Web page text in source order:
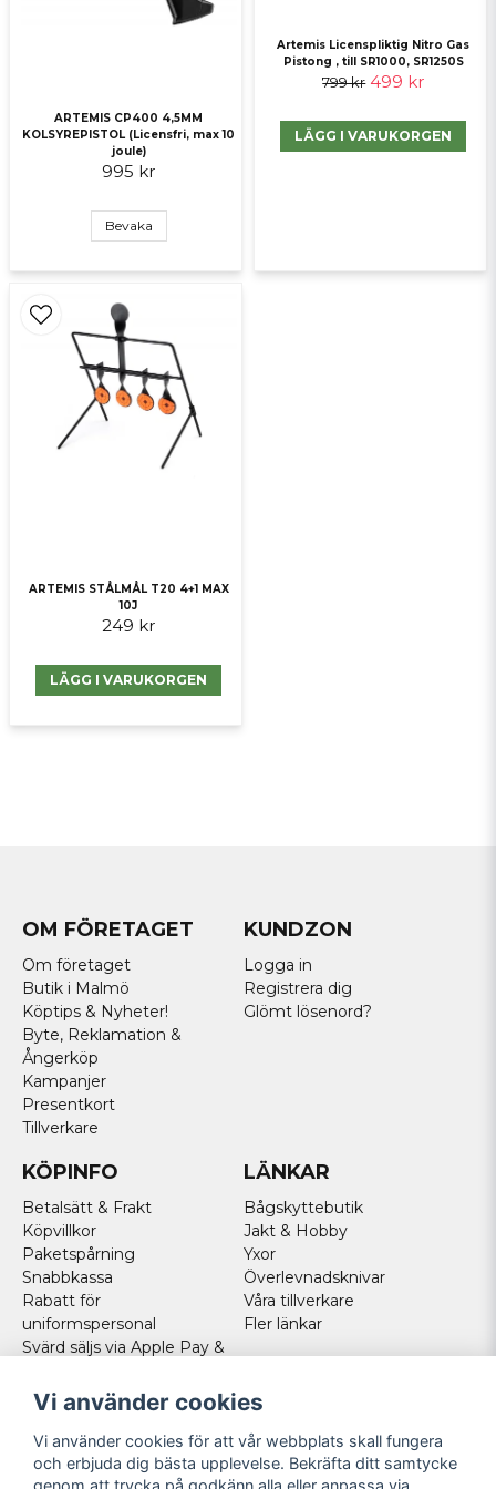
ARTEMIS CP400 4,5MM
KOLSYREPISTOL (Licensfri, max 10
joule)
995 kr
Bevaka
Artemis Licenspliktig Nitro Gas
Pistong , till SR1000, SR1250S
799 kr 499 kr
LÄGG I VARUKORGEN
ARTEMIS STÅLMÅL T20 4+1 MAX
10J
249 kr
LÄGG I VARUKORGEN
OM FÖRETAGET
Om företaget
Butik i Malmö
Köptips & Nyheter!
Byte, Reklamation &
Ångerköp
Kampanjer
Presentkort
Tillverkare
KUNDZON
Logga in
Registrera dig
Glömt lösenord?
KÖPINFO
Betalsätt & Frakt
Köpvillkor
Paketspårning
Snabbkassa
Rabatt för
uniformspersonal
Svärd säljs via Apple Pay &
Norska kunder
Cookies
LÄNKAR
Bågskyttebutik
Jakt & Hobby
Yxor
Överlevnadsknivar
Våra tillverkare
Fler länkar
FÖLJ OSS
Vi använder cookies
Vi använder cookies för att vår webbplats skall fungera
och erbjuda dig bästa upplevelse. Bekräfta ditt samtycke
genom att trycka på godkänn alla eller anpassa via